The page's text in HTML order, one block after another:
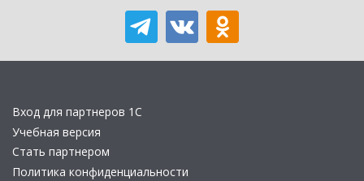
Вход для партнеров 1С
Учебная версия
Стать партнером
Политика конфиденциальности